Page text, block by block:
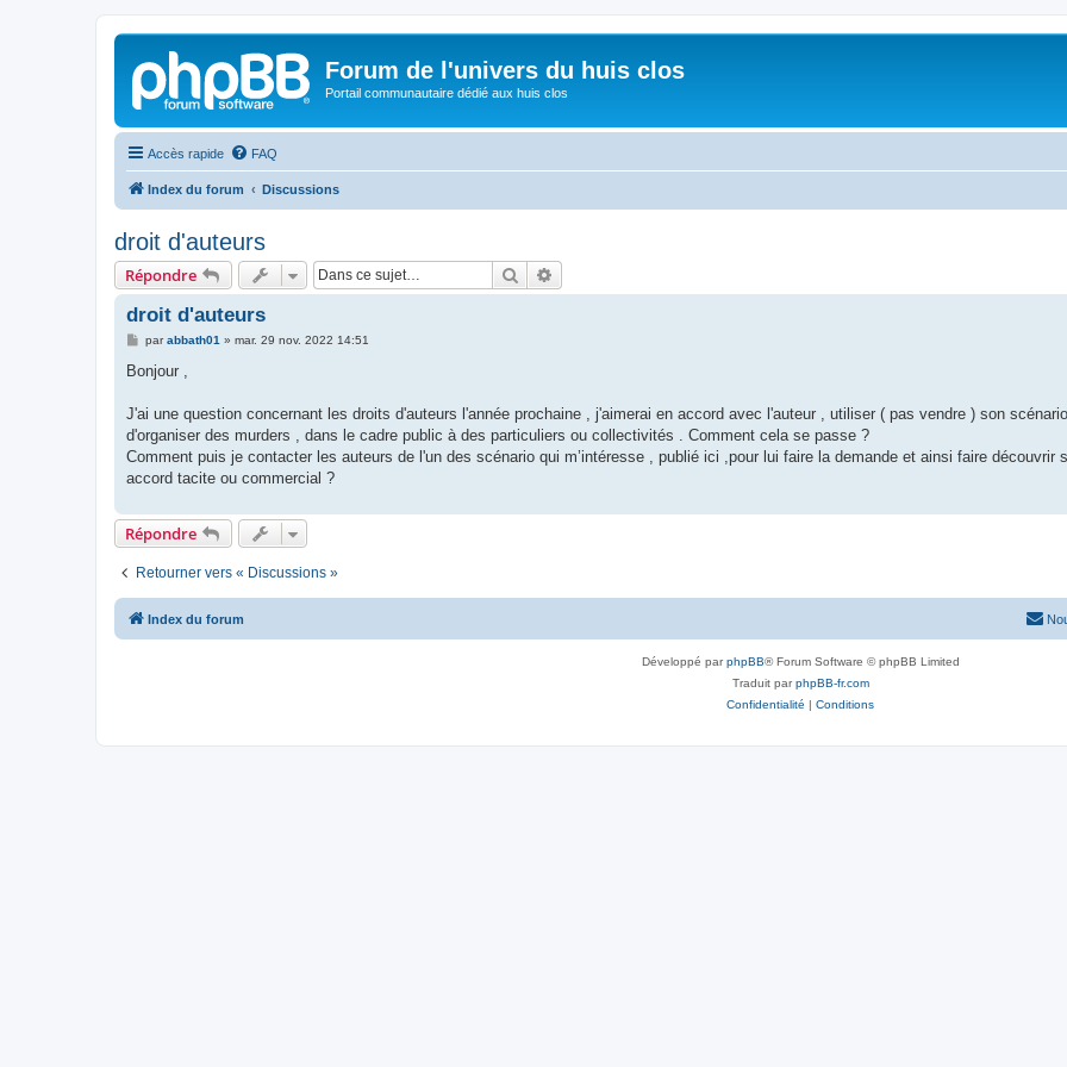
Forum de l'univers du huis clos
Portail communautaire dédié aux huis clos
Accès rapide FAQ
Index du forum Discussions
droit d'auteurs
Répondre Rechercher
droit d'auteurs
M
s
g
parabbath01 » mar. 29 nov. 2022 14:51
Bonjour ,
J'ai une question concernant les droits d'auteurs l'année prochaine , j'aimerai en accord avec l'auteur , utiliser ( pas vendre ) son
d'organiser des murders , dans le cadre public à des particuliers ou collectivités . Comment cela se passe ?
Comment puis je contacter les auteurs de l'un des scénario qui m’intéresse , publié ici ,pour lui faire la demande et ainsi faire découvrir
accord tacite ou commercial ?
Répondre
Retourner vers « Discussions »
Index du forum
Développé parphpBB® Forum Software © phpBB Limited
Traduit parphpBB-fr.com
Confidentialité | Conditions